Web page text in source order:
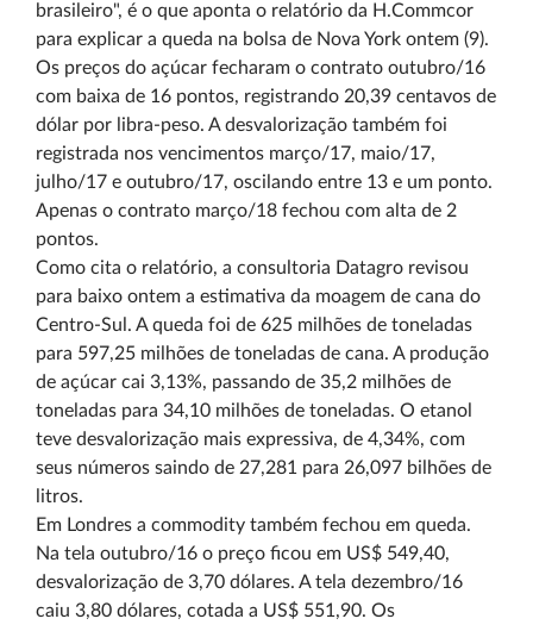
brasileiro", é o que aponta o relatório da H.Commcor
para explicar a queda na bolsa de Nova York ontem (9).
Os preços do açúcar fecharam o contrato outubro/16
com baixa de 16 pontos, registrando 20,39 centavos de
dólar por libra-peso. A desvalorização também foi
registrada nos vencimentos março/17, maio/17,
julho/17 e outubro/17, oscilando entre 13 e um ponto.
Apenas o contrato março/18 fechou com alta de 2
pontos.
Como cita o relatório, a consultoria Datagro revisou
para baixo ontem a estimativa da moagem de cana do
Centro-Sul. A queda foi de 625 milhões de toneladas
para 597,25 milhões de toneladas de cana. A produção
de açúcar cai 3,13%, passando de 35,2 milhões de
toneladas para 34,10 milhões de toneladas. O etanol
teve desvalorização mais expressiva, de 4,34%, com
seus números saindo de 27,281 para 26,097 bilhões de
litros.
Em Londres a commodity também fechou em queda.
Na tela outubro/16 o preço ficou em US$ 549,40,
desvalorização de 3,70 dólares. A tela dezembro/16
caiu 3,80 dólares, cotada a US$ 551,90. Os